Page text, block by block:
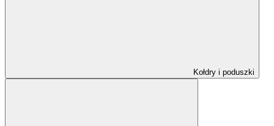
Kołdry i poduszki